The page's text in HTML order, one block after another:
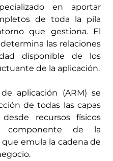
en aportar
de toda la pila
que gestiona. El
las relaciones
disponible de los
de la aplicación.
aplicación (ARM) se
de todas las capas
recursos físicos
componente de la
emula la cadena de